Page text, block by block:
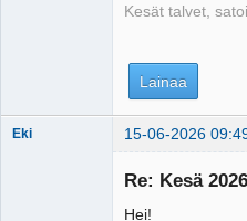
Kesät talvet,
Lainaa
Eki 15-06-2026
Re: Kesä 2026
Hei!